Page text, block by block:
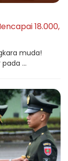
18.000,
muda!
...